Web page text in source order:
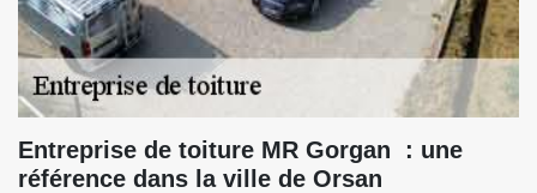
Entreprise de toiture MR Gorgan : une
référence dans la ville de Orsan